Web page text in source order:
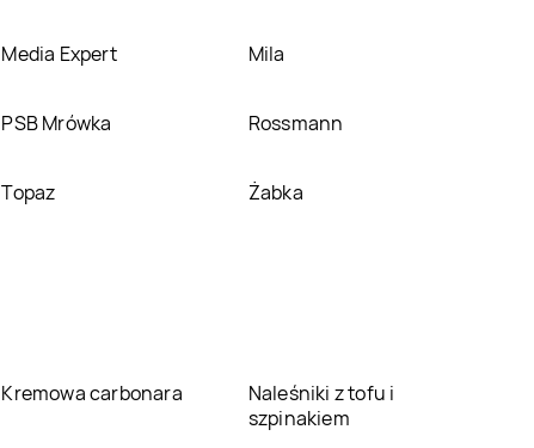
Media Expert Mila
PSB Mrówka Rossmann
Topaz Żabka
Kremowa carbonara
Naleśniki z tofu i
szpinakiem